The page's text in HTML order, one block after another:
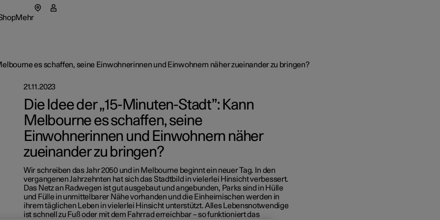
Mehr
Neufahrzeuge
owned Polestar 2
Neufahrzeuge
owned Polestar 3
Neufahrzeuge
owned Polestar 4
in einem neuen Fenster geöffnet)
Geschäftskunden und Flotte
Wie man bestellt
Finanzierungsoptionen
Inzahlungnahme
Standorte
Polestar
News
Events
Newsletter abonnieren
es schaffen, seine Einwohnerinnen und Einwohnern näher zueinander zu bringen?
21.11.2023
Die Idee der „15-Minuten-Stadt”: Kann
Melbourne es schaffen, seine
Einwohnerinnen und Einwohnern näher
zueinander zu bringen?
Wir schreiben das Jahr 2050 und in Melbourne beginnt ein neuer Tag. In den
vergangenen Jahrzehnten hat sich das Stadtbild in vielerlei Hinsicht verbessert.
Das Netz an Radwegen ist gut ausgebaut und angebunden, Parks sind in Hülle
und Fülle in unmittelbarer Nähe vorhanden und die Einheimischen werden in
ihrem täglichen Leben in vielerlei Hinsicht unterstützt. Alles Lebensnotwendige
ist schnell zu Fuß oder mit dem Fahrrad erreichbar – so funktioniert das